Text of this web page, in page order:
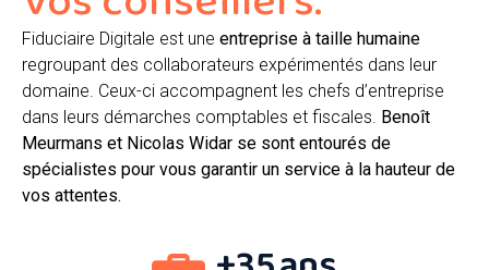
Fiduciaire Digitale est une entreprise à taille humaine
regroupant des collaborateurs expérimentés dans leur
domaine. Ceux-ci accompagnent les chefs d’entreprise
dans leurs démarches comptables et fiscales. Benoît
Meurmans et Nicolas Widar se sont entourés de
spécialistes pour vous garantir un service à la hauteur de
vos attentes.